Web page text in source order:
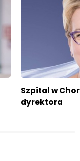
Szpital w
dyrektora